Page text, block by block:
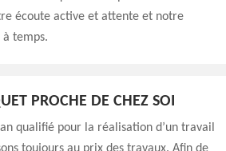
écoute active et attente et notre
temps.
PROCHE DE CHEZ SOI
qualifié pour la réalisation d’un travail